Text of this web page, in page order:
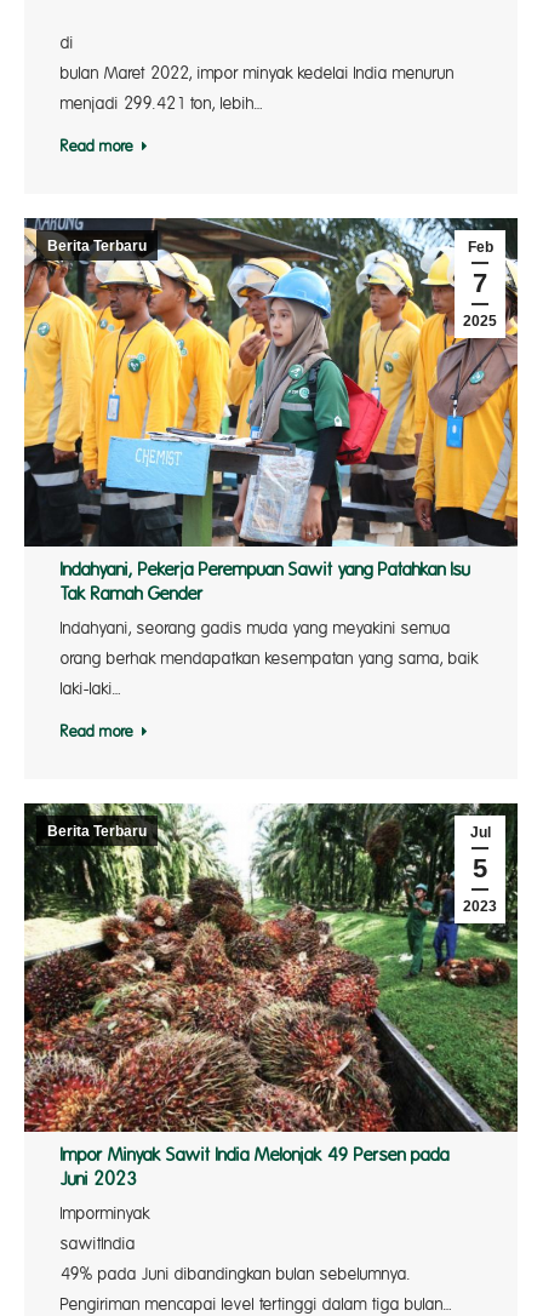
bulan Maret 2022, impor minyak kedelai India menurun
menjadi 299.421 ton, lebih…
Read more
Feb
7
2025
Berita Terbaru
Indahyani, Pekerja Perempuan Sawit yang Patahkan Isu
Tak Ramah Gender
Indahyani, seorang gadis muda yang meyakini semua
orang berhak mendapatkan kesempatan yang sama, baik
laki-laki…
Read more
Jul
5
2023
Berita Terbaru
Impor Minyak Sawit India Melonjak 49 Persen pada
Juni 2023
Imporminyak
sawitIndia
49% pada Juni dibandingkan bulan sebelumnya.
Pengiriman mencapai level tertinggi dalam tiga bulan…